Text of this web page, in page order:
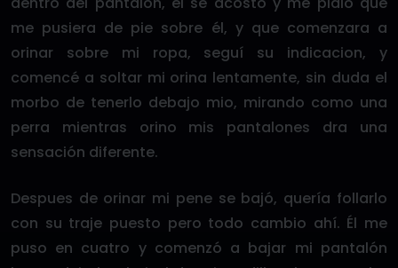
me pusiera de pie sobre él, y que comenzara a
orinar sobre mi ropa, seguí su indicacion, y
comencé a soltar mi orina lentamente, sin duda el
morbo de tenerlo debajo mio, mirando como una
perra mientras orino mis pantalones dra una
sensación diferente.
Despues de orinar mi pene se bajó, quería follarlo
con su traje puesto pero todo cambio ahí. Él me
puso en cuatro y comenzó a bajar mi pantalón